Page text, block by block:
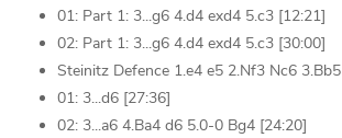
01: Part 1: 3...g6 4.d4 exd4 5.c3 [12:21]
02: Part 1: 3...g6 4.d4 exd4 5.c3 [30:00]
Steinitz Defence 1.e4 e5 2.Nf3 Nc6 3.Bb5
01: 3...d6 [27:36]
02: 3...a6 4.Ba4 d6 5.0-0 Bg4 [24:20]